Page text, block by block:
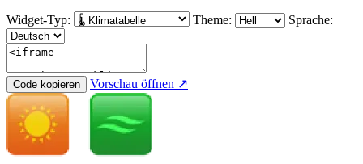
Widget-Typ: Theme: Sprache:
Code kopieren Vorschau öffnen ↗